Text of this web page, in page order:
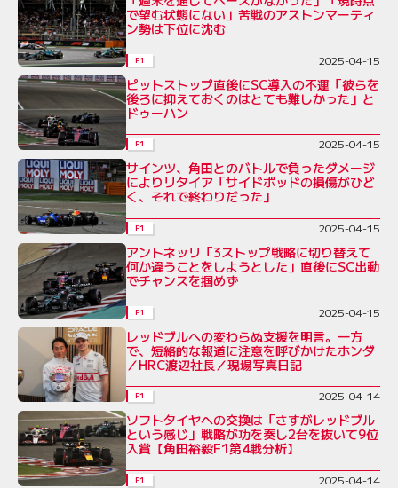
で望む状態にない」苦戦のアストンマーティ
ン勢は下位に沈む
F1 2025-04-15
ピットストップ直後にSC導入の不運「彼らを
後ろに抑えておくのはとても難しかった」と
ドゥーハン
F1 2025-04-15
サインツ、角田とのバトルで負ったダメージ
によりリタイア「サイドポッドの損傷がひど
く、それで終わりだった」
F1 2025-04-15
アントネッリ「3ストップ戦略に切り替えて
何か違うことをしようとした」直後にSC出動
でチャンスを掴めず
F1 2025-04-15
レッドブルへの変わらぬ支援を明言。一方
で、短絡的な報道に注意を呼びかけたホンダ
／HRC渡辺社長／現場写真日記
F1 2025-04-14
ソフトタイヤへの交換は「さすがレッドブル
という感じ」戦略が功を奏し2台を抜いて9位
入賞【角田裕毅F1第4戦分析】
F1 2025-04-14